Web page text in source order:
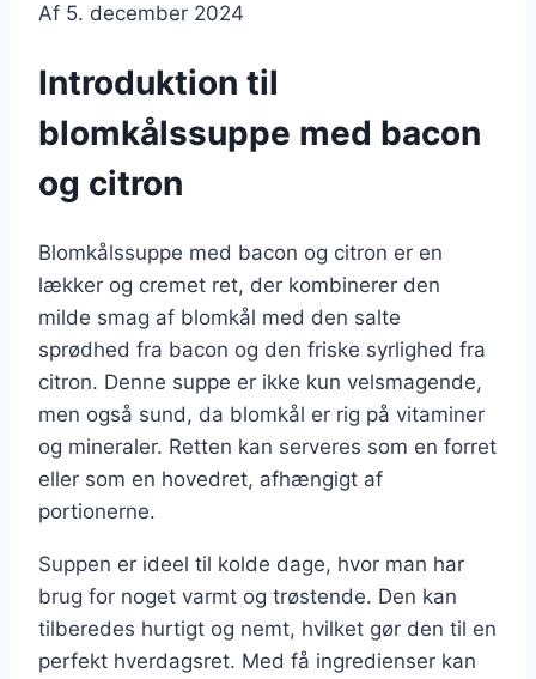
Af 5. december 2024
Introduktion til
blomkålssuppe med bacon
og citron
Blomkålssuppe med bacon og citron er en
lækker og cremet ret, der kombinerer den
milde smag af blomkål med den salte
sprødhed fra bacon og den friske syrlighed fra
citron. Denne suppe er ikke kun velsmagende,
men også sund, da blomkål er rig på vitaminer
og mineraler. Retten kan serveres som en forret
eller som en hovedret, afhængigt af
portionerne.
Suppen er ideel til kolde dage, hvor man har
brug for noget varmt og trøstende. Den kan
tilberedes hurtigt og nemt, hvilket gør den til en
perfekt hverdagsret. Med få ingredienser kan